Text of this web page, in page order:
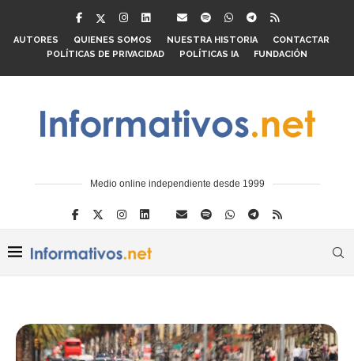
AUTORES QUIENES SOMOS NUESTRA HISTORIA
CONTACTAR
POLÍTICAS DE PRIVACIDAD
POLÍTICAS IA FUNDACIÓN
Medio online independiente desde 1999